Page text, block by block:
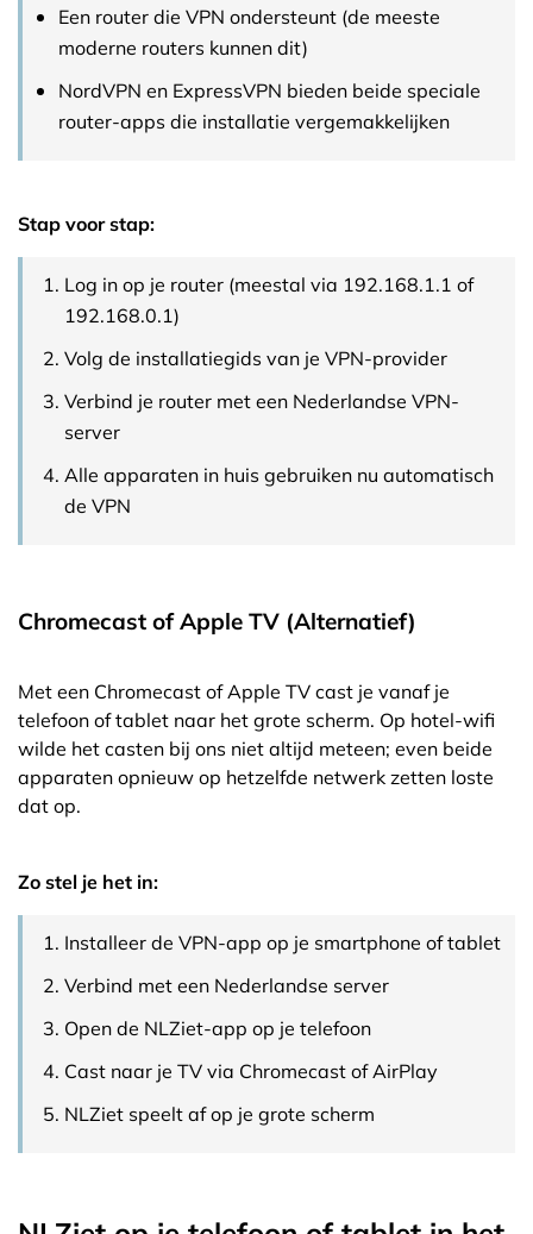
Een router die VPN ondersteunt (de meeste
moderne routers kunnen dit)
NordVPN en ExpressVPN bieden beide speciale
router-apps die installatie vergemakkelijken
Stap voor stap:
Log in op je router (meestal via 192.168.1.1 of
192.168.0.1)
Volg de installatiegids van je VPN-provider
Verbind je router met een Nederlandse VPN-
server
Alle apparaten in huis gebruiken nu automatisch
de VPN
Chromecast of Apple TV (Alternatief)
Met een Chromecast of Apple TV cast je vanaf je
telefoon of tablet naar het grote scherm. Op hotel-wifi
wilde het casten bij ons niet altijd meteen; even beide
apparaten opnieuw op hetzelfde netwerk zetten loste
dat op.
Zo stel je het in:
Installeer de VPN-app op je smartphone of tablet
Verbind met een Nederlandse server
Open de NLZiet-app op je telefoon
Cast naar je TV via Chromecast of AirPlay
NLZiet speelt af op je grote scherm